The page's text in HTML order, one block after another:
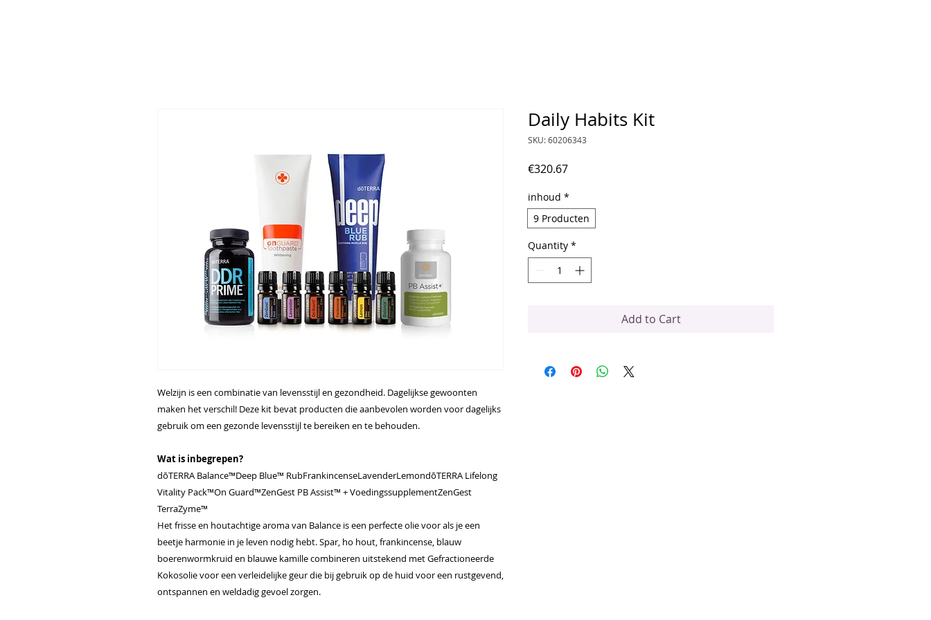
Welzijn is een combinatie van levensstijl en gezondheid. Dagelijkse gewoonten
maken het verschil! Deze kit bevat producten die aanbevolen worden voor dagelijks
gebruik om een gezonde levensstijl te bereiken en te behouden.
Wat is inbegrepen?
dōTERRA Balance™Deep Blue™ RubFrankincenseLavenderLemondōTERRA Lifelong
Vitality Pack™On Guard™ZenGest PB Assist™ + VoedingssupplementZenGest
TerraZyme™
Het frisse en houtachtige aroma van Balance is een perfecte olie voor als je een
beetje harmonie in je leven nodig hebt. Spar, ho hout, frankincense, blauw
boerenwormkruid en blauwe kamille combineren uitstekend met Gefractioneerde
Kokosolie voor een verleidelijke geur die bij gebruik op de huid voor een rustgevend,
ontspannen en weldadig gevoel zorgen.
Daily Habits Kit
SKU: 60206343
€320.67Price
inhoud *
9 Producten
Quantity *
Add to Cart